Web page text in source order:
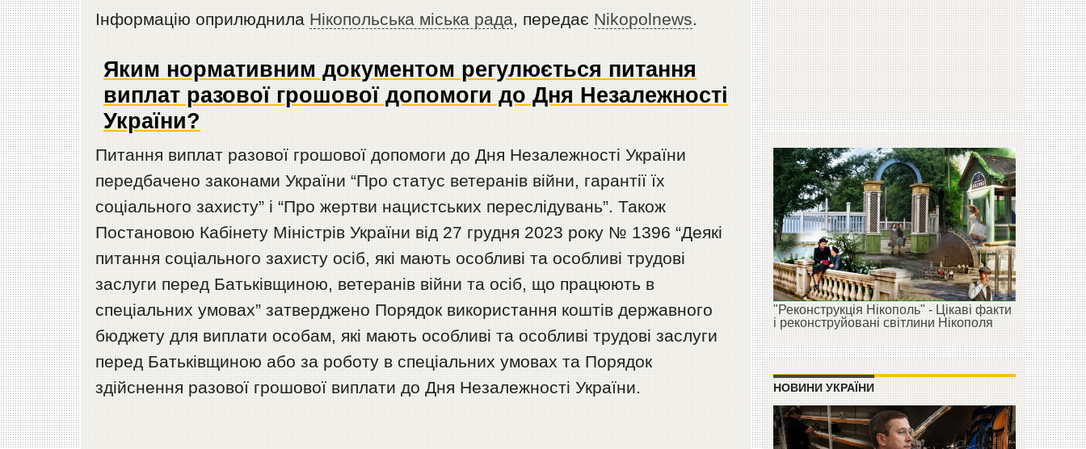
Інформацію оприлюднила Нікопольська міська рада, передає Nikopolnews.
Яким нормативним документом регулюється питання
виплат разової грошової допомоги до Дня Незалежності
України?
Питання виплат разової грошової допомоги до Дня Незалежності України
передбачено законами України “Про статус ветеранів війни, гарантії їх
соціального захисту” і “Про жертви нацистських переслідувань”. Також
Постановою Кабінету Міністрів України від 27 грудня 2023 року № 1396 “Деякі
питання соціального захисту осіб, які мають особливі та особливі трудові
заслуги перед Батьківщиною, ветеранів війни та осіб, що працюють в
спеціальних умовах” затверджено Порядок використання коштів державного
бюджету для виплати особам, які мають особливі та особливі трудові заслуги
перед Батьківщиною або за роботу в спеціальних умовах та Порядок
здійснення разової грошової виплати до Дня Незалежності України.
"Реконструкція Нікополь" - Цікаві факти
і реконструйовані світлини Нікополя
НОВИНИ УКРАЇНИ